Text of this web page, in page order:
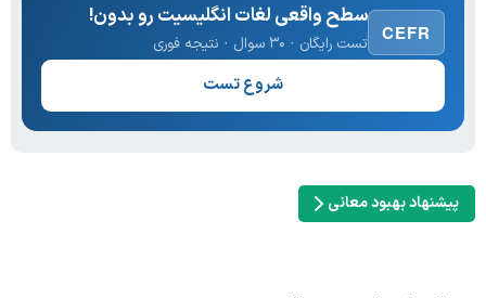
CEFR
سطح واقعی لغات انگلیسیت رو بدون!
تست رایگان · ۳۰ سوال · نتیجه فوری
شروع تست
پیشنهاد بهبود معانی